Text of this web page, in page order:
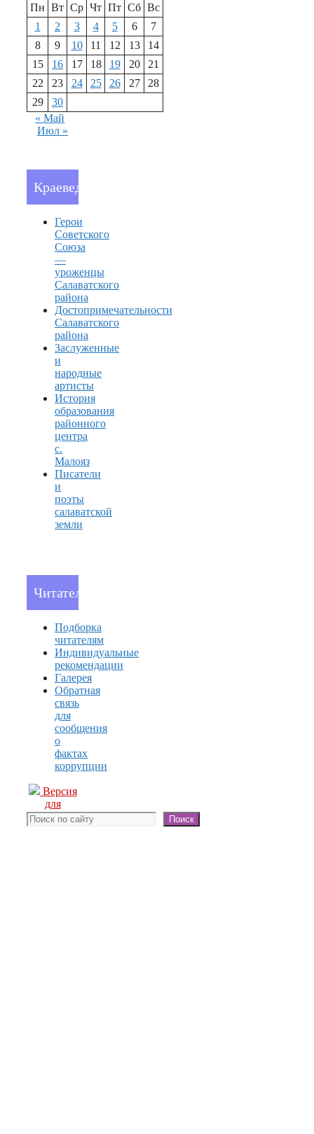
Пн Вт Ср Чт Пт Сб Вс
1
2 3 4 5 6
7
8
9 10 11 12 13
14
15
16 17 18 19 20
21
22
23 24 25 26 27
28
29
30
« Май
Июл »
Краеведение
Герои
Советского
Союза
—
уроженцы
Салаватского
района
Достопримечательности
Салаватского
района
Заслуженные
и
народные
артисты
История
образования
районного
центра
с.
Малояз
Писатели
и
поэты
салаватской
земли
Читателям
Подборка
читателям
Индивидуальные
рекомендации
Галерея
Обратная
связь
для
сообщения
о
фактах
коррупции
Версия
для
слабовидящих
Поиск Поиск